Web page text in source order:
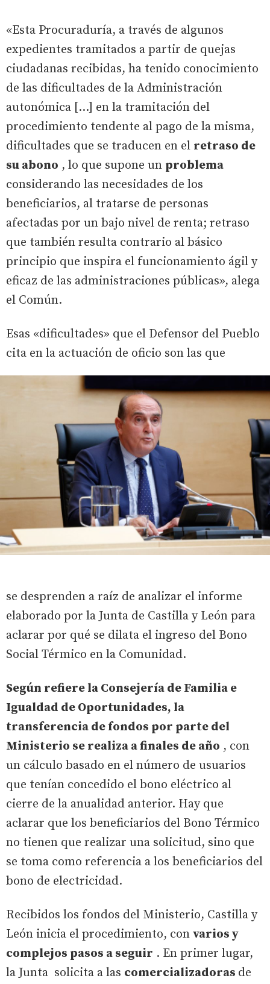
«Esta Procuraduría, a través de algunos
expedientes tramitados a partir de quejas
ciudadanas recibidas, ha tenido conocimiento
de las dificultades de la Administración
autonómica [...] en la tramitación del
procedimiento tendente al pago de la misma,
dificultades que se traducen en el retraso de
su abono , lo que supone un problema
considerando las necesidades de los
beneficiarios, al tratarse de personas
afectadas por un bajo nivel de renta; retraso
que también resulta contrario al básico
principio que inspira el funcionamiento ágil y
eficaz de las administraciones públicas», alega
el Común.
Esas «dificultades» que el Defensor del Pueblo
cita en la actuación de oficio son las que
se desprenden a raíz de analizar el informe
elaborado por la Junta de Castilla y León para
aclarar por qué se dilata el ingreso del Bono
Social Térmico en la Comunidad.
Según refiere la Consejería de Familia e
Igualdad de Oportunidades, la
transferencia de fondos por parte del
Ministerio se realiza a finales de año , con
un cálculo basado en el número de usuarios
que tenían concedido el bono eléctrico al
cierre de la anualidad anterior. Hay que
aclarar que los beneficiarios del Bono Térmico
no tienen que realizar una solicitud, sino que
se toma como referencia a los beneficiarios del
bono de electricidad.
Recibidos los fondos del Ministerio, Castilla y
León inicia el procedimiento, con varios y
complejos pasos a seguir . En primer lugar,
la Junta solicita a las comercializadoras de